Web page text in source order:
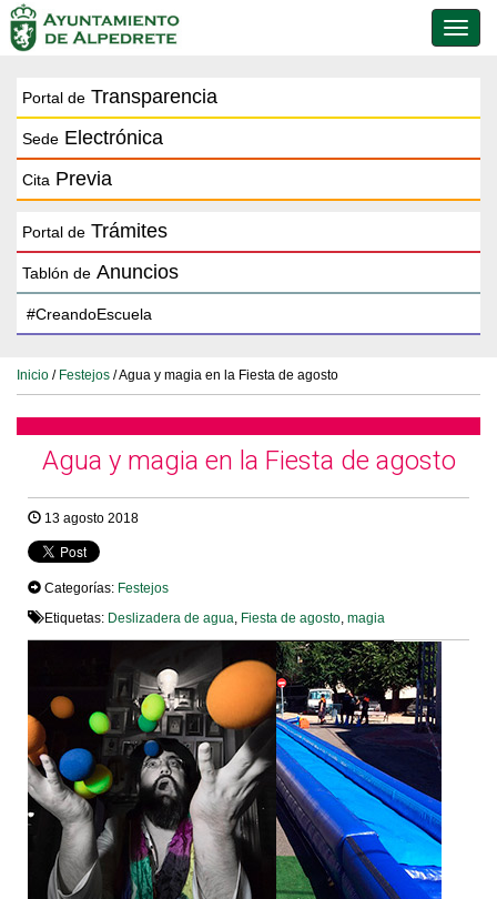
de
Portal de Transparencia
Sede Electrónica
Cita Previa
Portal de Trámites
Tablón de Anuncios
Inicio / Festejos / Agua y magia en la Fiesta de agosto
Agua y magia en la Fiesta de agosto
13 agosto 2018
Categorías: Festejos
Etiquetas: Deslizadera de agua Fiesta de agosto magia